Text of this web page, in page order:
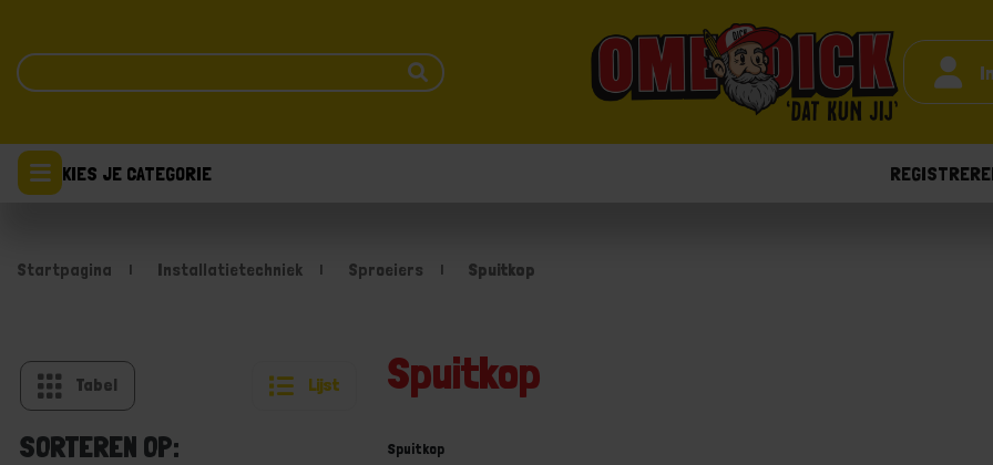
KIES JE CATEGORIE
Startpagina Installatietechniek Sproeiers Spuitkop
Tabel Lijst
SORTEREN OP:
Spuitkop
Spuitkop